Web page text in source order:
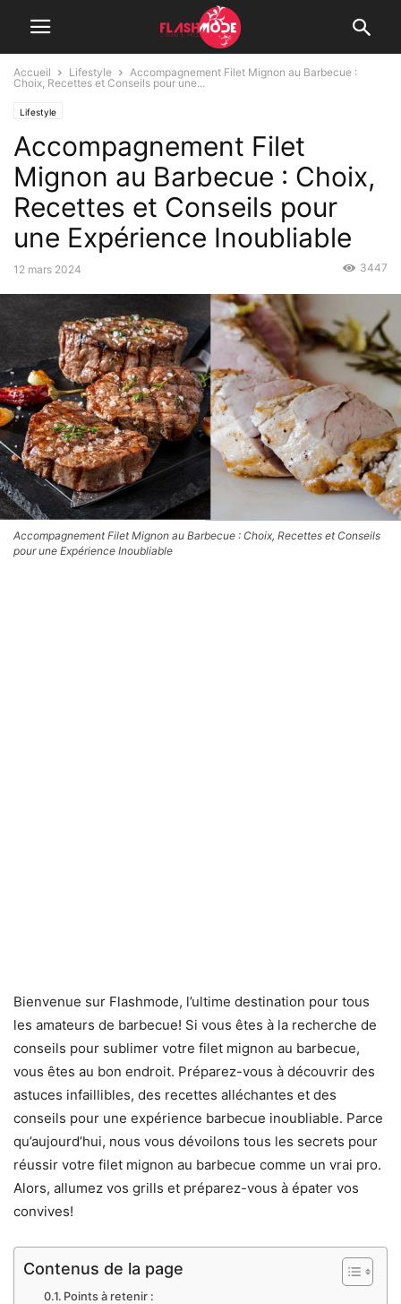
Accueil Lifestyle
Accompagnement Filet Mignon au Barbecue :
Choix, Recettes et Conseils pour une...
Lifestyle
Accompagnement Filet
Mignon au Barbecue : Choix,
Recettes et Conseils pour
une Expérience Inoubliable
12 mars 2024 3447
Accompagnement Filet Mignon au Barbecue : Choix, Recettes et Conseils
pour une Expérience Inoubliable
Bienvenue sur Flashmode, l’ultime destination pour tous
les amateurs de barbecue! Si vous êtes à la recherche de
conseils pour sublimer votre filet mignon au barbecue,
vous êtes au bon endroit. Préparez-vous à découvrir des
astuces infaillibles, des recettes alléchantes et des
conseils pour une expérience barbecue inoubliable. Parce
qu’aujourd’hui, nous vous dévoilons tous les secrets pour
réussir votre filet mignon au barbecue comme un vrai pro.
Alors, allumez vos grills et préparez-vous à épater vos
convives!
Contenus de la page
Points à retenir :